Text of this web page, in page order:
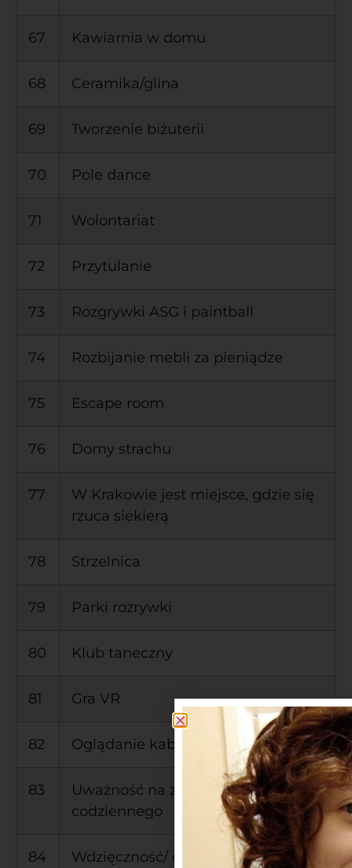
67 Kawiarnia w domu
68 Ceramika/glina
69 Tworzenie biżuterii
70 Pole dance
71 Wolontariat
72 Przytulanie
73 Rozgrywki ASG i paintball
74 Rozbijanie mebli za pieniądze
75 Escape room
76 Domy strachu
77
W Krakowie jest miejsce, gdzie się
rzuca siekierą
78 Strzelnica
79 Parki rozrywki
80 Klub taneczny
81 Gra VR
82 Oglądanie kabaretów/stand up
83
Uważność na zachwyty dnia
codziennego
84
Wdzięczność/ chwila na